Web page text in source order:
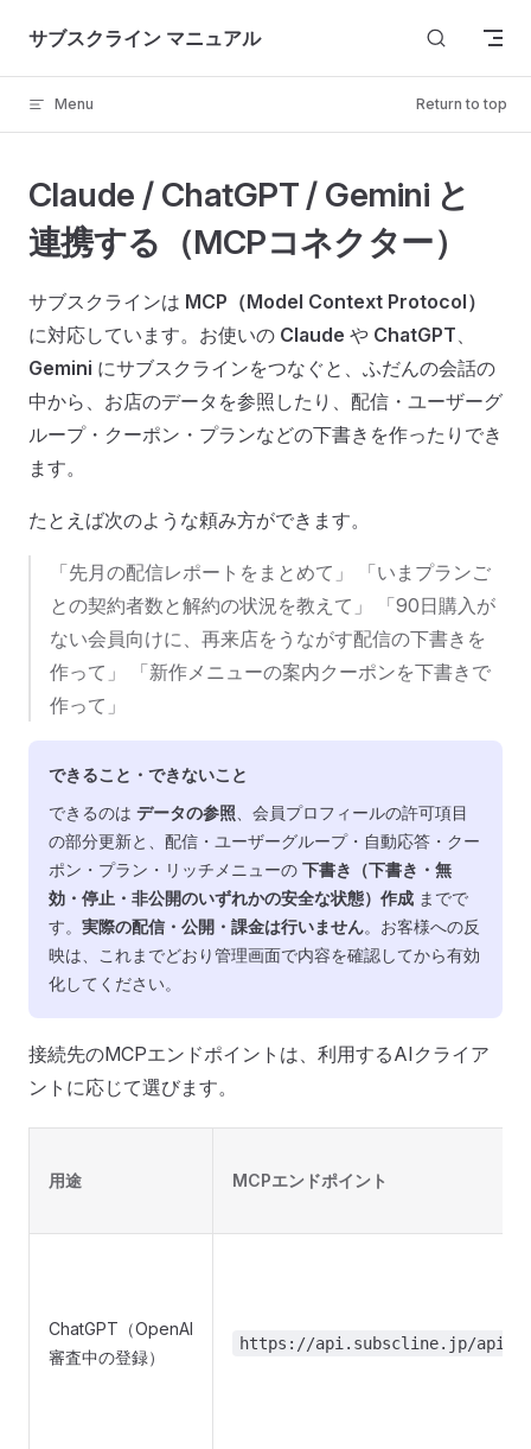
Skip to content
サブスクライン マニュアル
Menu Return to top
Claude / ChatGPT / Gemini と
連携する（MCPコネクター）
サブスクラインは MCP（Model Context Protocol）
に対応しています。お使いの Claude や ChatGPT、
Gemini にサブスクラインをつなぐと、ふだんの会話の
中から、お店のデータを参照したり、配信・ユーザーグ
ループ・クーポン・プランなどの下書きを作ったりでき
ます。
たとえば次のような頼み方ができます。
「先月の配信レポートをまとめて」 「いまプランご
との契約者数と解約の状況を教えて」 「90日購入が
ない会員向けに、再来店をうながす配信の下書きを
作って」 「新作メニューの案内クーポンを下書きで
作って」
できること・できないこと
できるのは データの参照 、会員プロフィールの許可項目
の部分更新と、配信・ユーザーグループ・自動応答・クー
ポン・プラン・リッチメニューの 下書き（下書き・無
効・停止・非公開のいずれかの安全な状態）作成 までで
す。 実際の配信・公開・課金は行いません。お客様への反
映は、これまでどおり管理画面で内容を確認してから有効
化してください。
接続先のMCPエンドポイントは、利用するAIクライア
ントに応じて選びます。
用途 MCPエンドポイント
ChatGPT（OpenAI
審査中の登録）
https://api.subscline.jp/api/